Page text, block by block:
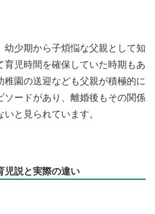
幼少期から子煩悩な父親として知
育児時間を確保していた時期もあ
稚園の送迎なども父親が積極的に
ソードがあり、離婚後もその関係
と見られています。
児説と実際の違い